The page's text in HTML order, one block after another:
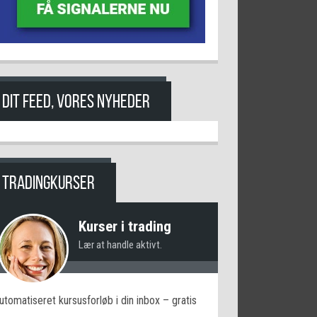
DIT FEED, VORES NYHEDER
TRADINGKURSER
Kurser i trading
Lær at handle aktivt.
kursusforløb i din inbox – gratis